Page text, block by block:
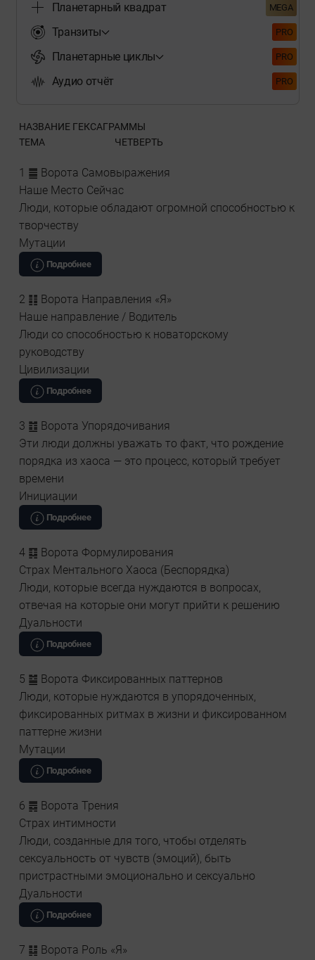
Планетарный квадрат
MEGA
Транзиты PRO
Планетарные циклы PRO
Аудио отчёт PRO
НАЗВАНИЕ ГЕКСАГРАММЫ
ТЕМА
ЧЕТВЕРТЬ
1 ䷀ Ворота Cамовыражения
Наше Место Сейчас
Люди, которые обладают огромной способностью к
творчеству
Мутации
Подробнее
2 ䷁ Ворота Направления «Я»
Наше направление / Водитель
Люди со способностью к новаторскому
руководству
Цивилизации
Подробнее
3 ䷂ Ворота Упорядочивания
Эти люди должны уважать то факт, что рождение
порядка из хаоса — это процесс, который требует
времени
Инициации
Подробнее
4 ䷃ Ворота Формулирования
Страх Ментального Хаоса (Беспорядка)
Люди, которые всегда нуждаются в вопросах,
отвечая на которые они могут прийти к решению
Дуальности
Подробнее
5 ䷄ Ворота Фиксированных паттернов
Люди, которые нуждаются в упорядоченных,
фиксированных ритмах в жизни и фиксированном
паттерне жизни
Мутации
Подробнее
6 ䷅ Ворота Трения
Страх интимности
Люди, созданные для того, чтобы отделять
сексуальность от чувств (эмоций), быть
пристрастными эмоционально и сексуально
Дуальности
Подробнее
7 ䷆ Ворота Роль «Я»